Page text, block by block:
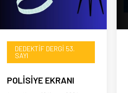
DEDEKTIF DERGI 53.
SAYI
POLİSİYE EKRANI